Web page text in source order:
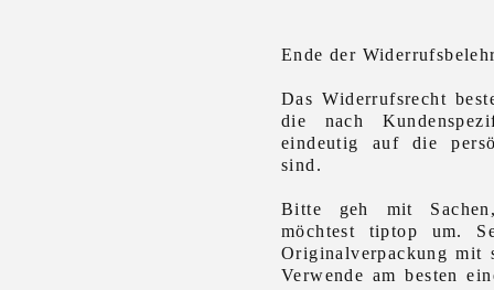
Ende der
Das Widerrufsrecht
die nach
eindeutig auf die
sind.
Bitte geh mit
möchtest tiptop um.
Originalverpackung mit
Verwende am besten